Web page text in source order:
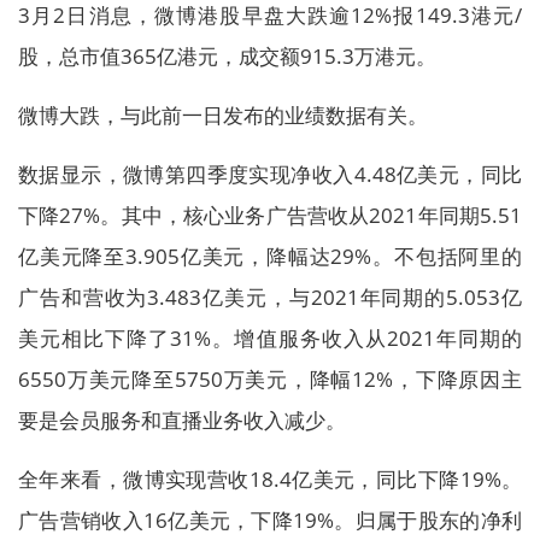
3月2日消息，微博港股早盘大跌逾12%报149.3港元/
股，总市值365亿港元，成交额915.3万港元。
微博大跌，与此前一日发布的业绩数据有关。
数据显示，微博第四季度实现净收入4.48亿美元，同比
下降27%。其中，核心业务广告营收从2021年同期5.51
亿美元降至3.905亿美元，降幅达29%。不包括阿里的
广告和营收为3.483亿美元，与2021年同期的5.053亿
美元相比下降了31%。增值服务收入从2021年同期的
6550万美元降至5750万美元，降幅12%，下降原因主
要是会员服务和直播业务收入减少。
全年来看，微博实现营收18.4亿美元，同比下降19%。
广告营销收入16亿美元，下降19%。归属于股东的净利